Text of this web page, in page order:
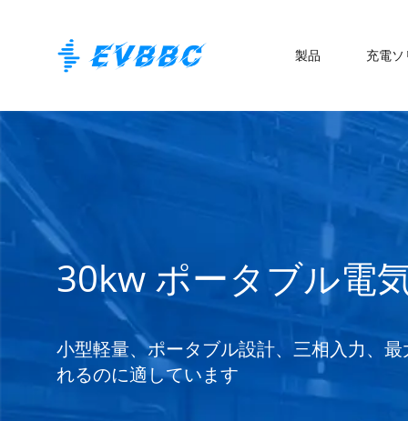
製品 充電
30kw ポータブル電
小型軽量、ポータブル設計、三相入力、
れるのに適しています